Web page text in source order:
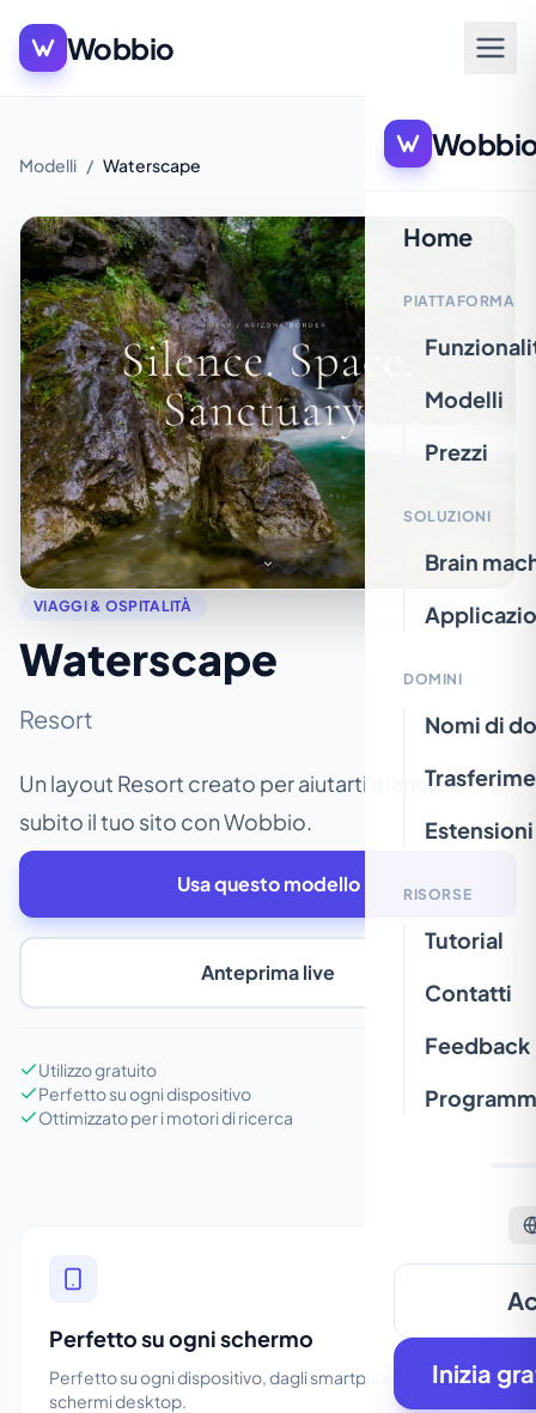
Wobbio
Home
PIATTAFORMA
Modelli
Prezzi
SOLUZIONI
Brain
DOMINI
Nomi di
Estensioni
RISORSE
Tutorial
Contatti
Feedback
Inizia
Modelli / Waterscape
VIAGGI & OSPITALITÀ
Waterscape
Resort
Un layout Resort creato per aiutarti a lanciare
subito il tuo sito con Wobbio.
Usa questo modello
Anteprima live
Utilizzo gratuito
Perfetto su ogni dispositivo
Ottimizzato per i motori di ricerca
Perfetto su ogni schermo
Perfetto su ogni dispositivo, dagli smartphone ai grandi
schermi desktop.